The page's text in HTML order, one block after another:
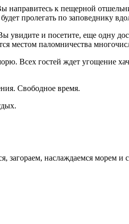
к пещерной
пролегать по заповеднику
увидите и посетите, еще одну
местом паломничества
Всех гостей ждет угощение
Свободное время.
загораем, наслаждаемся морем